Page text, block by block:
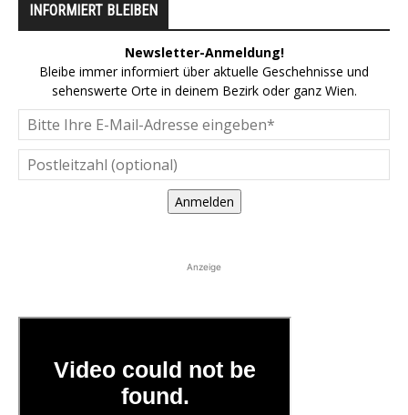
INFORMIERT BLEIBEN
Newsletter-Anmeldung!
Bleibe immer informiert über aktuelle Geschehnisse und
sehenswerte Orte in deinem Bezirk oder ganz Wien.
Anmelden
Anzeige